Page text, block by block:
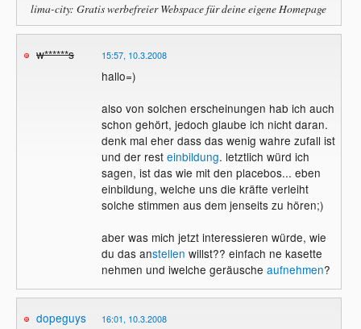
lima-city: Gratis werbefreier Webspace für deine eigene Homepage
w******s 15:57, 10.3.2008
hallo=)
also von solchen erscheinungen hab ich auch
schon gehört, jedoch glaube ich nicht daran.
denk mal eher dass das wenig wahre zufall ist
und der rest einbildung. letztlich würd ich
sagen, ist das wie mit den placebos... eben
einbildung, welche uns die kräfte verleiht
solche stimmen aus dem jenseits zu hören;)
aber was mich jetzt interessieren würde, wie
du das anstellen willst?? einfach ne kasette
nehmen und iwelche geräusche aufnehmen?
dopeguys
16:01, 10.3.2008